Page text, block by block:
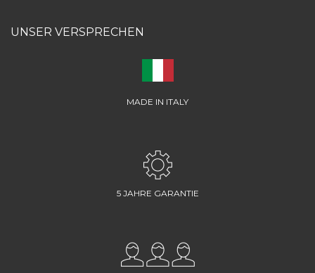
UNSER VERSPRECHEN
MADE IN ITALY
5 JAHRE GARANTIE